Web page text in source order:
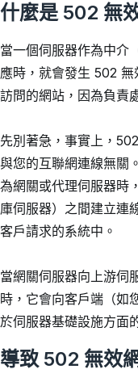
什麼是 502 無
當一個伺服器作為中介
應時，就會發生 502
訪問的網站，因為負責
先別著急，事實上，
與您的互聯網連線無關
為網關或代理伺服器時
庫伺服器）之間建立連
客戶請求的系統中。
當網關伺服器向上游伺
時，它會向客戶端（如
於伺服器基礎設施方面
導致 502 無效